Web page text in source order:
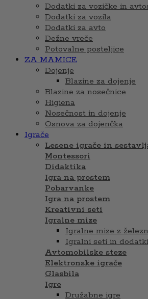
Dodatki za vozičke in
Dodatki za vozila
Dodatki za avto
Dežne vreče
Potovalne posteljice
ZA MAMICE
Dojenje
Blazine za dojenje
Blazine za nosečnice
Higiena
Nosečnost in dojenje
Osnova za dojenčka
Igrače
Lesene igrače in
Montessori
Didaktika
Igra na prostem
Pobarvanke
Igra na prostem
Kreativni seti
Igralne mize
Igralne mize z
Igralni seti in dodatki
Avtomobilske steze
Elektronske igrače
Glasbila
Igre
Družabne igre